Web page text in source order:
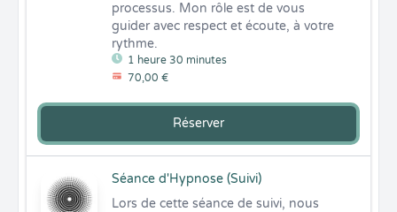
1 heure 30 minutes
70,00 €
processus. Mon rôle est de vous
guider avec respect et écoute, à votre
rythme.
Réserver
Séance d'Hypnose (Suivi)
Lors de cette séance de suivi, nous